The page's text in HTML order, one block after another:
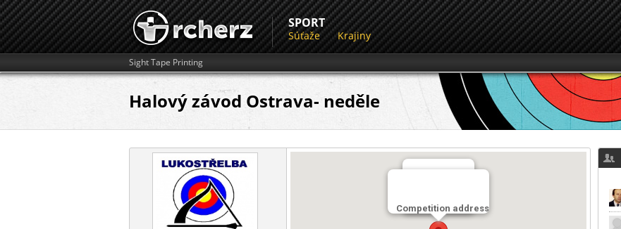
SPORT
Súťaže Krajiny
Sight Tape Printing
Halový závod Ostrava- neděle
Competition address
lukostřelnice